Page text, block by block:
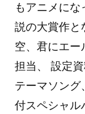
もアニメに
説の大賞作と
空、君にエー
担当、 設定
テーマソング
付スペシャル